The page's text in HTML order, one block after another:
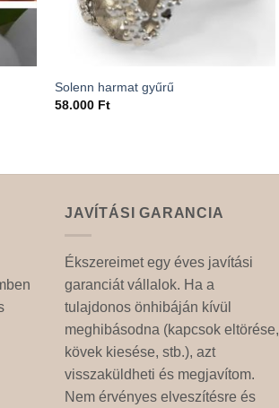
Solenn harmat gyűrű
58.000 Ft
JAVÍTÁSI GARANCIA
Ékszereimet egy éves javítási
garanciát vállalok. Ha a
tulajdonos önhibáján kívül
meghibásodna (kapcsok eltörése,
kövek kiesése, stb.), azt
visszaküldheti és megjavítom.
Nem érvényes elveszítésre és